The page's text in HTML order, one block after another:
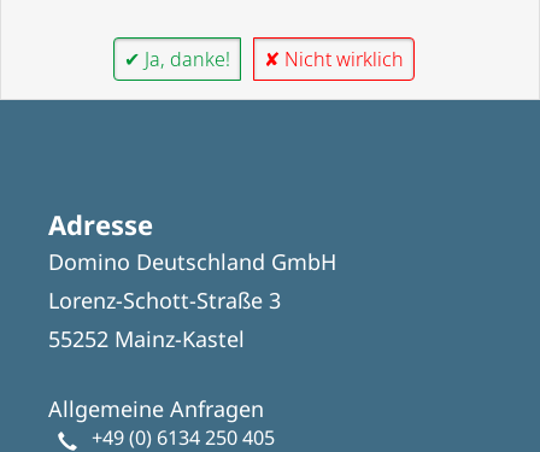
✔ Ja, danke! ✘ Nicht wirklich
Adresse
Domino Deutschland GmbH
Lorenz-Schott-Straße 3
55252 Mainz-Kastel
Allgemeine Anfragen
+49 (0) 6134 250 405